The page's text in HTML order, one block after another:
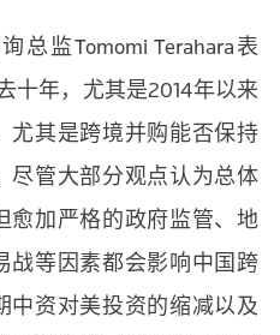
总监Tomomi Terahara表
十年，尤其是2014年以来
尤其是跨境并购能否保持
尽管大部分观点认为总体
愈加严格的政府监管、地
战等因素都会影响中国跨
中资对美投资的缩减以及